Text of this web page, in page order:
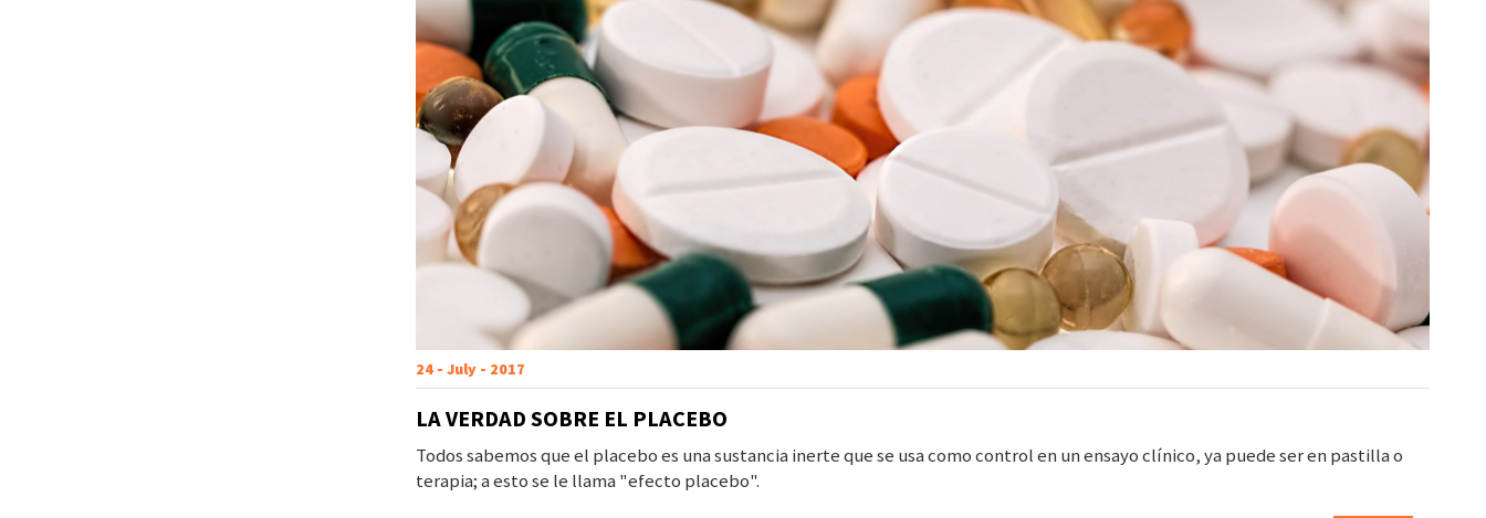
24 - July - 2017
LA VERDAD SOBRE EL PLACEBO
Todos sabemos que el placebo es una sustancia inerte que se usa como control en un ensayo clínico, ya puede ser en pastilla o
terapia; a esto se le llama "efecto placebo".